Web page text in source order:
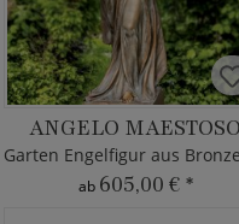
ANGELO MAESTOSO
ab 605,00 € *